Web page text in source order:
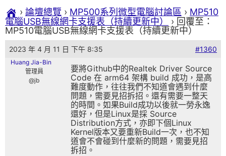
› 論壇總覽 › MP500系列微型電腦討論區 › MP510
電腦USB無線網卡支援表（持續更新中）
› 回覆至：
MP510電腦USB無線網卡支援表（持續更新中）
2023 年 4 月 11 日 下午 8:35 #1360
Huang Jia-Bin
管理員
@jb
要將Github中的Realtek Driver Source
Code 在 arm64 架構 build 成功，是高
難度動作，往往我們不知道會遇到什麼
問題，需要見招拆招。還有需要一整天
的時間。如果Build成功以後就一勞永逸
還好，但是Linux是採 Source
Distribution方式，亦即下個Linux
Kernel版本又要重新Build一次，也不知
道會不會碰到什麼新的問題，需要見招
拆招。